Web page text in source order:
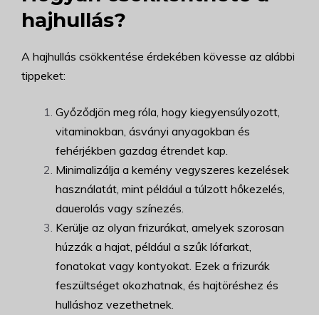
hajhullás?
A hajhullás csökkentése érdekében kövesse az alábbi
tippeket:
Győződjön meg róla, hogy kiegyensúlyozott,
vitaminokban, ásványi anyagokban és
fehérjékben gazdag étrendet kap.
Minimalizálja a kemény vegyszeres kezelések
használatát, mint például a túlzott hőkezelés,
dauerolás vagy színezés.
Kerülje az olyan frizurákat, amelyek szorosan
húzzák a hajat, például a szűk lófarkat,
fonatokat vagy kontyokat. Ezek a frizurák
feszültséget okozhatnak, és hajtöréshez és
hulláshoz vezethetnek.